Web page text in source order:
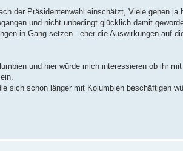
der Präsidentenwahl einschätzt, Viele gehen
und nicht unbedingt glücklich damit
in Gang setzen - eher die Auswirkungen auf
und hier würde mich interessieren ob ihr
sich schon länger mit Kolumbien beschäftigen